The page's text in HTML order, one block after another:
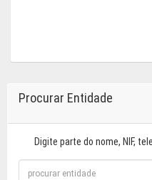
Procurar Entidade
Digite parte do nome, NIF,